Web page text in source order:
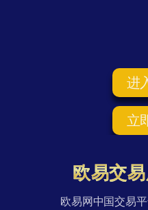
进
立
欧易交
欧易网中国交易